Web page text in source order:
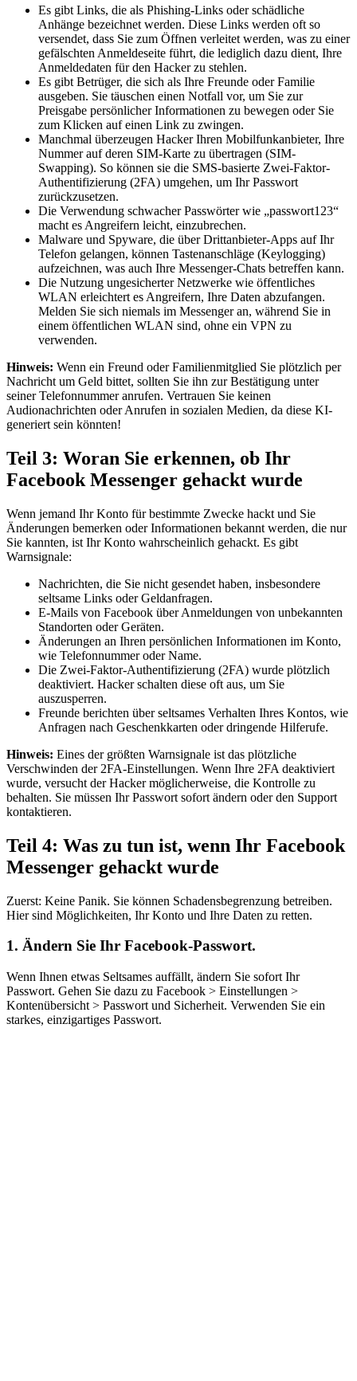
Es gibt Links, die als Phishing-Links oder schädliche
Anhänge bezeichnet werden. Diese Links werden oft so
versendet, dass Sie zum Öffnen verleitet werden, was zu einer
gefälschten Anmeldeseite führt, die lediglich dazu dient, Ihre
Anmeldedaten für den Hacker zu stehlen.
Es gibt Betrüger, die sich als Ihre Freunde oder Familie
ausgeben. Sie täuschen einen Notfall vor, um Sie zur
Preisgabe persönlicher Informationen zu bewegen oder Sie
zum Klicken auf einen Link zu zwingen.
Manchmal überzeugen Hacker Ihren Mobilfunkanbieter, Ihre
Nummer auf deren SIM-Karte zu übertragen (SIM-
Swapping). So können sie die SMS-basierte Zwei-Faktor-
Authentifizierung (2FA) umgehen, um Ihr Passwort
zurückzusetzen.
Die Verwendung schwacher Passwörter wie „passwort123“
macht es Angreifern leicht, einzubrechen.
Malware und Spyware, die über Drittanbieter-Apps auf Ihr
Telefon gelangen, können Tastenanschläge (Keylogging)
aufzeichnen, was auch Ihre Messenger-Chats betreffen kann.
Die Nutzung ungesicherter Netzwerke wie öffentliches
WLAN erleichtert es Angreifern, Ihre Daten abzufangen.
Melden Sie sich niemals im Messenger an, während Sie in
einem öffentlichen WLAN sind, ohne ein VPN zu
verwenden.
Hinweis: Wenn ein Freund oder Familienmitglied Sie plötzlich per
Nachricht um Geld bittet, sollten Sie ihn zur Bestätigung unter
seiner Telefonnummer anrufen. Vertrauen Sie keinen
Audionachrichten oder Anrufen in sozialen Medien, da diese KI-
generiert sein könnten!
Teil 3: Woran Sie erkennen, ob Ihr
Facebook Messenger gehackt wurde
Wenn jemand Ihr Konto für bestimmte Zwecke hackt und Sie
Änderungen bemerken oder Informationen bekannt werden, die nur
Sie kannten, ist Ihr Konto wahrscheinlich gehackt. Es gibt
Warnsignale:
Nachrichten, die Sie nicht gesendet haben, insbesondere
seltsame Links oder Geldanfragen.
E-Mails von Facebook über Anmeldungen von unbekannten
Standorten oder Geräten.
Änderungen an Ihren persönlichen Informationen im Konto,
wie Telefonnummer oder Name.
Die Zwei-Faktor-Authentifizierung (2FA) wurde plötzlich
deaktiviert. Hacker schalten diese oft aus, um Sie
auszusperren.
Freunde berichten über seltsames Verhalten Ihres Kontos, wie
Anfragen nach Geschenkkarten oder dringende Hilferufe.
Hinweis: Eines der größten Warnsignale ist das plötzliche
Verschwinden der 2FA-Einstellungen. Wenn Ihre 2FA deaktiviert
wurde, versucht der Hacker möglicherweise, die Kontrolle zu
behalten. Sie müssen Ihr Passwort sofort ändern oder den Support
kontaktieren.
Teil 4: Was zu tun ist, wenn Ihr Facebook
Messenger gehackt wurde
Zuerst: Keine Panik. Sie können Schadensbegrenzung betreiben.
Hier sind Möglichkeiten, Ihr Konto und Ihre Daten zu retten.
1. Ändern Sie Ihr Facebook-Passwort.
Wenn Ihnen etwas Seltsames auffällt, ändern Sie sofort Ihr
Passwort. Gehen Sie dazu zu Facebook > Einstellungen >
Kontenübersicht > Passwort und Sicherheit. Verwenden Sie ein
starkes, einzigartiges Passwort.